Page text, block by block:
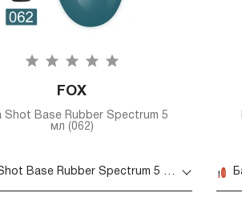
FOX
Shot Base Rubber Spectrum 5
мл (062)
База Shot Base Rubber Spectrum 5 мл (062)